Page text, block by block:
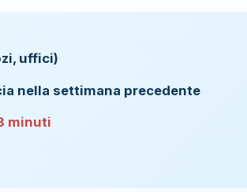
uffici)
nella settimana precedente
minuti